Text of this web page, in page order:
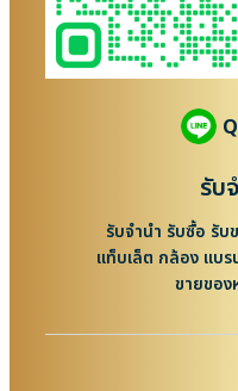
รับ
รับจำนำ รับซื้อ รั
แท็บเล็ต กล้อง แบร
ขายของ